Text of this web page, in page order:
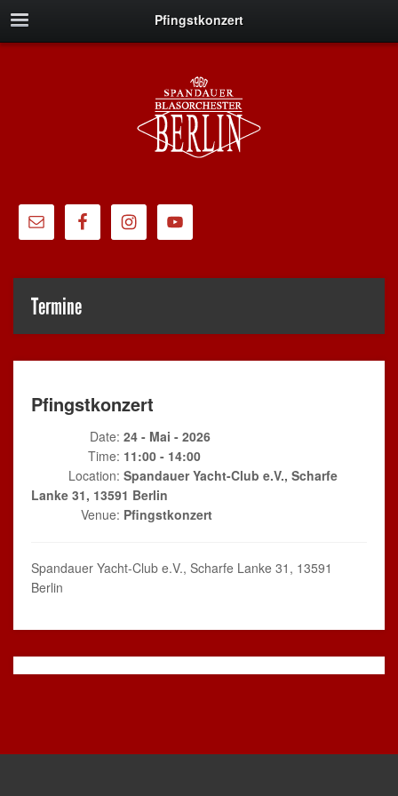
Pfingstkonzert
Termine
Pfingstkonzert
Date: 24 - Mai - 2026
Time: 11:00 - 14:00
Location: Spandauer Yacht-Club e.V., Scharfe
Lanke 31, 13591 Berlin
Venue: Pfingstkonzert
Spandauer Yacht-Club e.V., Scharfe Lanke 31, 13591
Berlin